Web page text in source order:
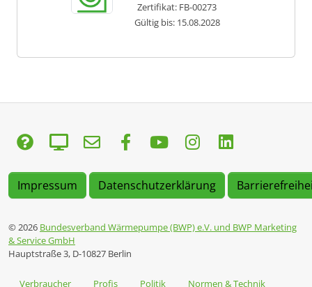
Zertifikat: FB-00273
Gültig bis: 15.08.2028
Impressum Datenschutzerklärung
© 2026 Bundesverband Wärmepumpe (BWP) e.V. und BWP Marketing
& Service GmbH
Hauptstraße 3, D-10827 Berlin
Verbraucher Profis Politik Normen & Technik